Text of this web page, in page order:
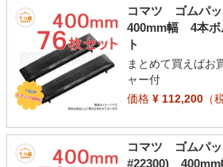
コマツ ゴムパ
400mm幅 4本ボ
ト
まとめて買えばお
ャー付
価格¥ 112,200（
コマツ ゴムパ
#22300)